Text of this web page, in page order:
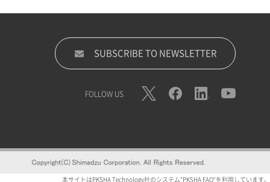
SUBSCRIBE TO NEWSLETTER
FOLLOW US
本サイトはPKSHA Technology社のシステム"PKSHA FAQ"を利用しています。